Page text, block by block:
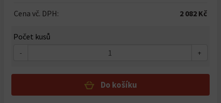
Cena vč. DPH: 2 082 Kč
Počet kusů
- +
Do košíku